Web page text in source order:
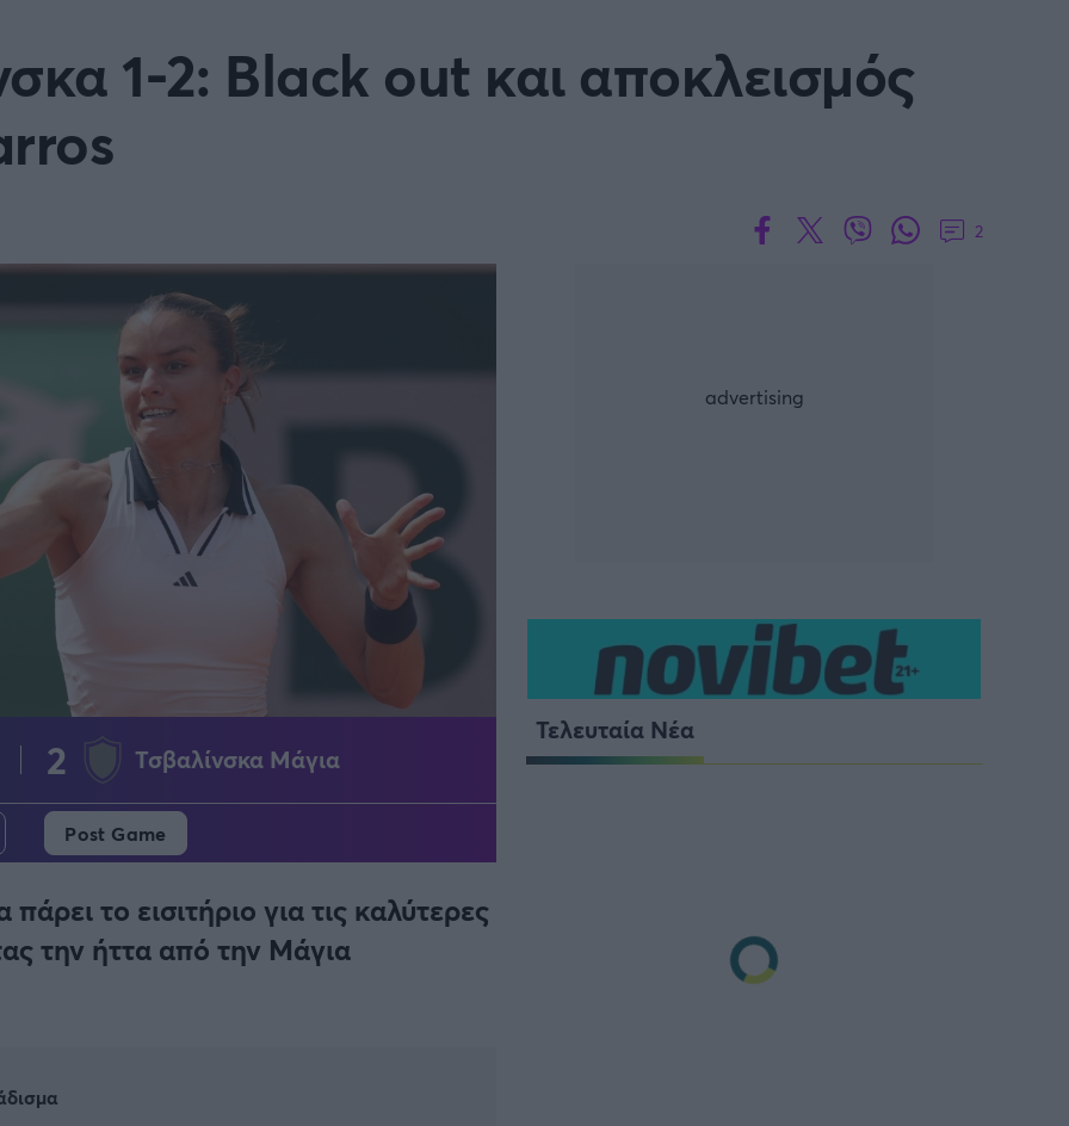
Άρση Βαρών
1-2: Black out και αποκλεισμός
2
2 Τσβαλίνσκα Μάγια
Post Game
το εισιτήριο για τις καλύτερες
την ήττα από την Μάγια
Τελευταία Νέα